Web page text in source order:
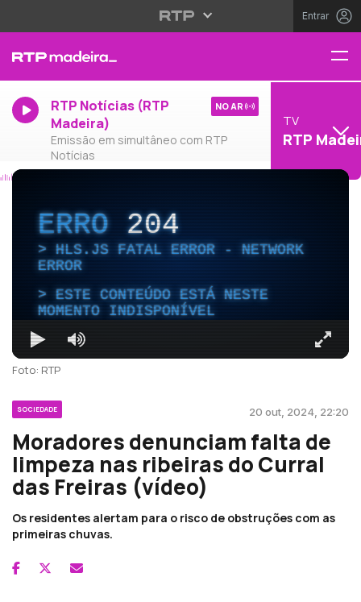
Entrar
RTP Notícias (RTP
Madeira)
Emissão em simultâneo com RTP
Notícias
NO AR
TV
RTP
ERRO204
HLS.JS FATAL ERROR - NETWORK
ERROR
ESTE CONTEÚDO ESTÁ NESTE
MOMENTO INDISPONÍVEL
Foto: RTP
SOCIEDADE 20 out, 2024, 22:20
Moradores denunciam falta de
limpeza nas ribeiras do Curral
das Freiras (vídeo)
Os residentes alertam para o risco de obstruções com as
primeiras chuvas.